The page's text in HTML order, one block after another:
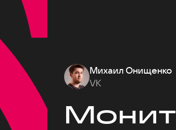
Михаил Онищенко
VK